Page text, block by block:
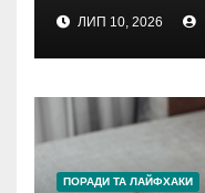
ЛИП 10, 2026
ПОРАДИ ТА ЛАЙФХАКИ